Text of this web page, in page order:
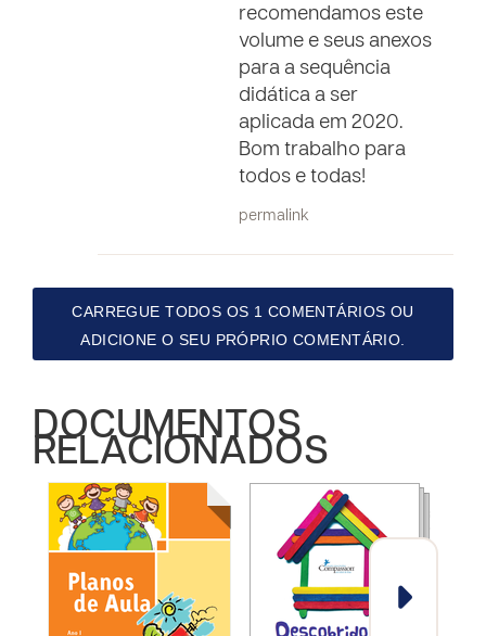
recomendamos este
volume e seus anexos
para a sequência
didática a ser
aplicada em 2020.
Bom trabalho para
todos e todas!
permalink
CARREGUE TODOS OS 1 COMENTÁRIOS OU
ADICIONE O SEU PRÓPRIO COMENTÁRIO.
DOCUMENTOS
RELACIONADOS